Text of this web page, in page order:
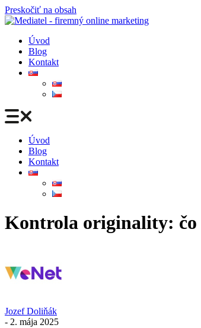
Preskočiť na obsah
Úvod
Blog
Kontakt
Úvod
Blog
Kontakt
Kontrola originality: čo
Jozef Doliňák
- 2. mája 2025